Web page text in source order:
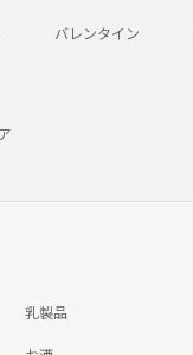
バレンタイン
乳製品